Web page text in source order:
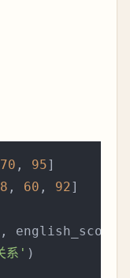
70 , 95]
, 60 , 92]
系' )